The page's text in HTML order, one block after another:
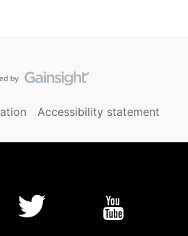
Accessibility statement